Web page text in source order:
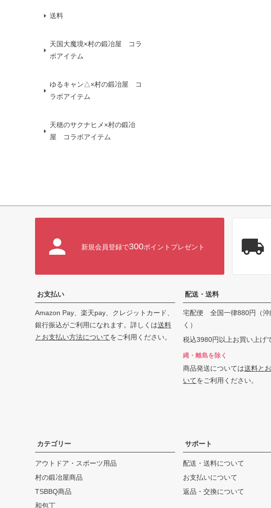
送料
天国大魔境×村の鍛冶屋 コラ
ボアイテム
ゆるキャン△×村の鍛冶屋 コ
ラボアイテム
天穂のサクナヒメ×村の鍛冶
屋 コラボアイテム
新規会員登録で300ポイントプレゼント
お支払い
Amazon Pay、楽天pay、クレジットカード、
銀行振込がご利用になれます。詳しくは送料
とお支払い方法についてをご利用ください。
配送・送料
宅配便 全国一律880円（沖
く）
税込3980円以上お買い上げ
縄・離島を除く
商品発送については送料と
いてをご利用ください。
カテゴリー
アウトドア・スポーツ用品
村の鍛冶屋商品
TSBBQ商品
和包丁
サポート
配送・送料について
お支払いについて
返品・交換について